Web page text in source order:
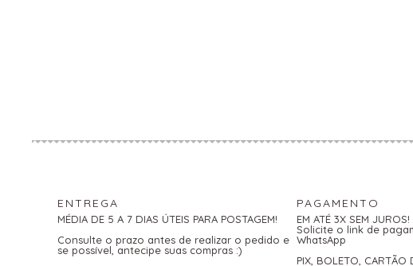
ENTREGA
MÉDIA DE 5 A 7 DIAS ÚTEIS PARA POSTAGEM!
Consulte o prazo antes de realizar o pedido e
se possível, antecipe suas compras :)
PAGAMENTO
EM ATÉ 3X SEM JUROS!
Solicite o link de
WhatsApp
PIX, BOLETO, CARTÃO